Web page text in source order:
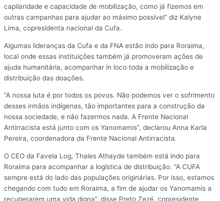
capilaridade e capacidade de mobilização, como já fizemos em
outras campanhas para ajudar ao máximo possível” diz Kalyne
Lima, copresidenta nacional da Cufa.
Algumas lideranças da Cufa e da FNA estão indo para Roraima,
local onde essas instituições também já promoveram ações de
ajuda humanitária, acompanhar in loco toda a mobilização e
distribuição das doações.
“A nossa luta é por todos os povos. Não podemos ver o sofrimento
desses irmãos indígenas, tão importantes para a construção da
nossa sociedade, e não fazermos nada. A Frente Nacional
Antirracista está junto com os Yanomamis”, declarou Anna Karla
Pereira, coordenadora da Frente Nacional Antirracista.
O CEO da Favela Log, Thales Athayde também está indo para
Roraima para acompanhar a logística de distribuição. “A CUFA
sempre está do lado das populações originárias. Por isso, estamos
chegando com tudo em Roraima, a fim de ajudar os Yanomamis a
recuperarem uma vida digna”, disse Preto Zezé, copresidente